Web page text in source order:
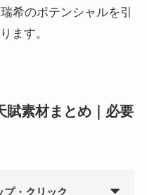
希のポテンシャルを引
ます。
賦素材まとめ｜必要
プ・クリック